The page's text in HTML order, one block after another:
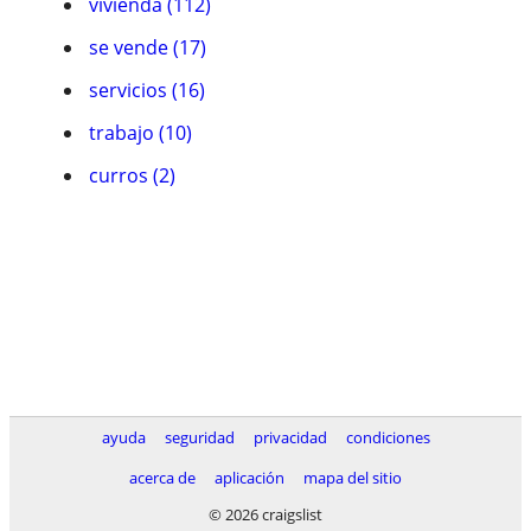
se vende (17)
servicios (16)
trabajo (10)
curros (2)
ayuda seguridad privacidad
condiciones
acerca de
aplicación
mapa del sitio
© 2026 craigslist